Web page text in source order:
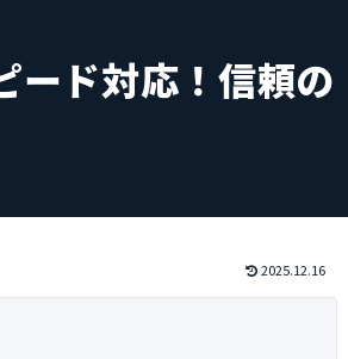
ード対応！信頼の
2025.12.16